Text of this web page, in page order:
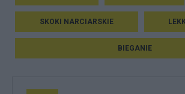
SKOKI NARCIARSKIE
BIEGANIE